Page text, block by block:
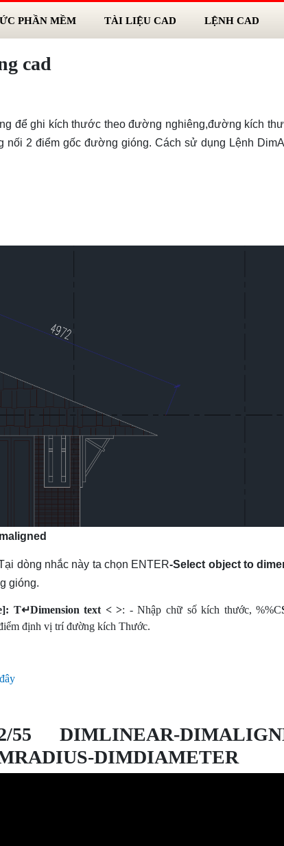
PHẦN MỀM TÀI LIỆU CAD LỆNH CAD
cad
để ghi kích thước theo đường nghiêng,đường kích
nối 2 điểm gốc đường gióng. Cách sử dụng Lệnh
dòng nhắc này ta chọn ENTER-Select object to
gióng.
T↵Dimension text < >: - Nhập chữ số kích thước, %%C
định vị trí đường kích Thước.
DIMLINEAR-
DIMDIAMETER